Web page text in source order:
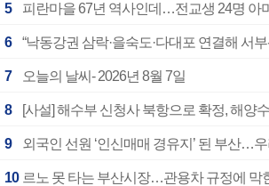
5 피란마을 67년 역사인데…전교생 24명 아
6 “낙동강권 삼락·을숙도·다대포 연결해 서
7 오늘의 날씨- 2026년 8월 7일
8 [사설] 해수부 신청사 북항으로 확정, 해양
9 외국인 선원 ‘인신매매 경유지’ 된 부산…
10 르노 못 타는 부산시장…관용차 규정에 막